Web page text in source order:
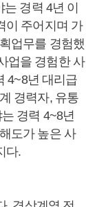
경력 4년 이
이 주어지며 가
업무를 경험했
업을 경험한 사
4~8년 대리급
경력자, 유통
경력 4~8년
도가 높은 사
다.